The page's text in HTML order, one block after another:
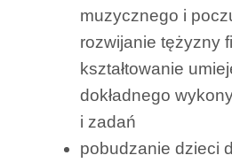
muzycznego i
rozwijanie tężyzny
kształtowanie
dokładnego
i zadań
pobudzanie dzieci